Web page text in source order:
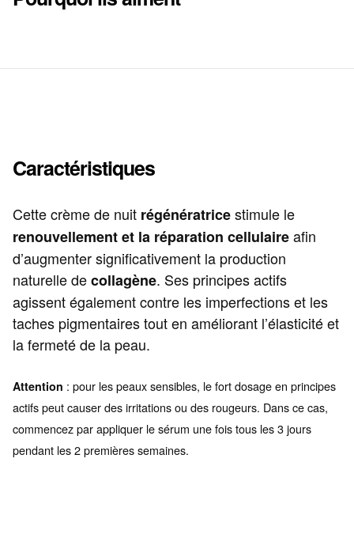
Caractéristiques
Cette crème de nuit régénératricestimule le
renouvellement et la réparation cellulaireafin
d’augmenter significativement la production
naturelle decollagène. Ses principes actifs
agissent également contre les imperfections et les
taches pigmentaires tout en améliorant l’élasticité et
la fermeté de la peau.
Attention : pour les peaux sensibles, le fort dosage en principes
actifs peut causer des irritations ou des rougeurs. Dans ce cas,
commencez par appliquer le sérum une fois tous les 3 jours
pendant les 2 premières semaines.